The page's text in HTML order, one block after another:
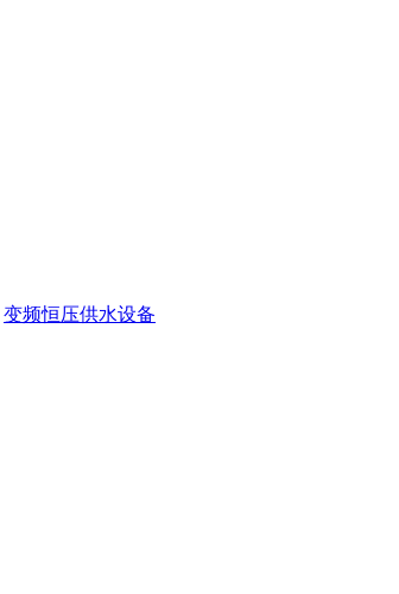
变频恒压供水设备